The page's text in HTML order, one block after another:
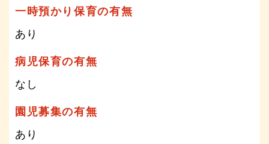
一時預かり保育の有無
あり
病児保育の有無
なし
園児募集の有無
あり